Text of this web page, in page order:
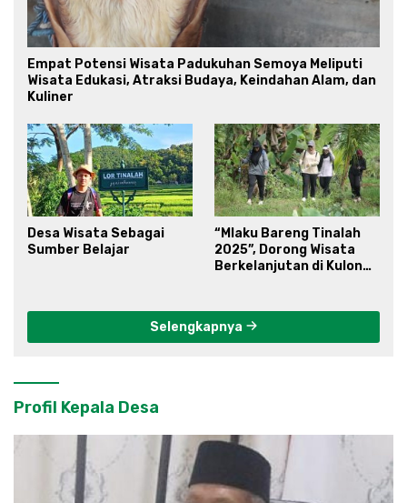
Empat Potensi Wisata Padukuhan Semoya Meliputi
Wisata Edukasi, Atraksi Budaya, Keindahan Alam, dan
Kuliner
Desa Wisata Sebagai
Sumber Belajar
“Mlaku Bareng Tinalah
2025”, Dorong Wisata
Berkelanjutan di Kulon
Selengkapnya
Profil Kepala Desa